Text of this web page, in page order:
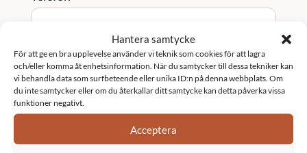
Hantera samtycke
För att ge en bra upplevelse använder vi teknik som cookies för att lagra
och/eller komma åt enhetsinformation. När du samtycker till dessa tekniker kan
vi behandla data som surfbeteende eller unika ID:n på denna webbplats. Om
du inte samtycker eller om du återkallar ditt samtycke kan detta påverka vissa
funktioner negativt.
Acceptera
Tjänst / Område (valfritt)
Ort